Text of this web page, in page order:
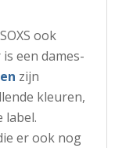
ook
een dames-
zijn
kleuren,
label.
er ook nog